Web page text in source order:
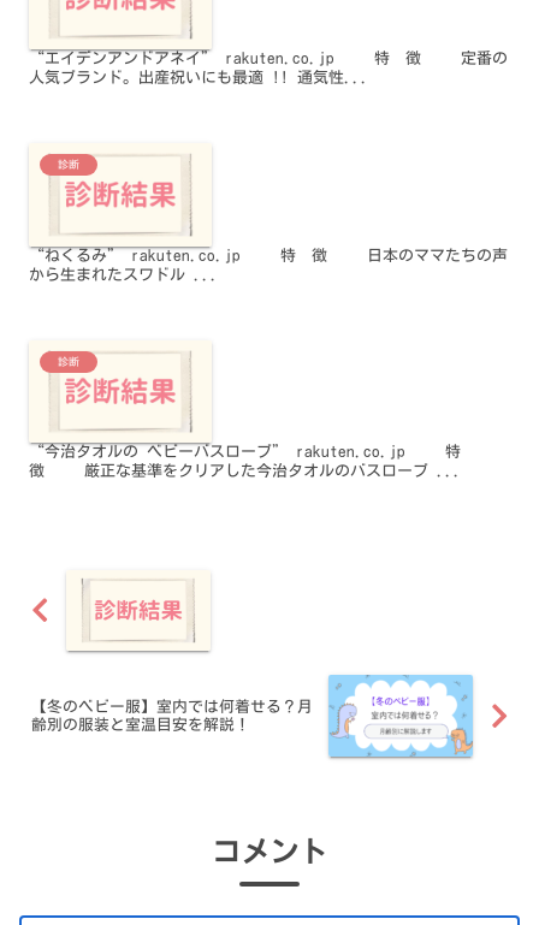
“エイデンアンドアネイ” rakuten.co.jp 特 徴 定番の
人気ブランド。出産祝いにも最適 !! 通気性...
診断
“ねくるみ” rakuten.co.jp 特 徴 日本のママたちの声
から生まれたスワドル ...
診断
“今治タオルの ベビーバスローブ” rakuten.co.jp 特
徴 厳正な基準をクリアした今治タオルのバスローブ ...
【冬のベビー服】室内では何着せる？月
齢別の服装と室温目安を解説！
コメント